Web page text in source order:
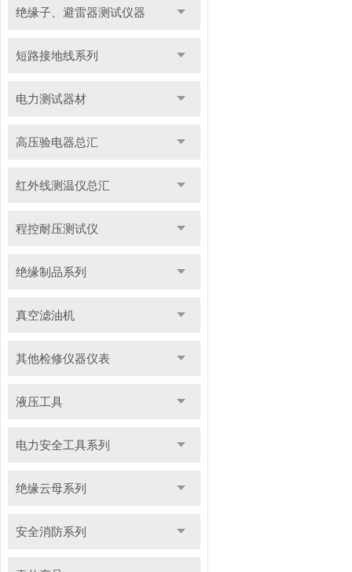
绝缘子、避雷器测试仪器
短路接地线系列
电力测试器材
高压验电器总汇
红外线测温仪总汇
程控耐压测试仪
绝缘制品系列
真空滤油机
其他检修仪器仪表
液压工具
电力安全工具系列
绝缘云母系列
安全消防系列